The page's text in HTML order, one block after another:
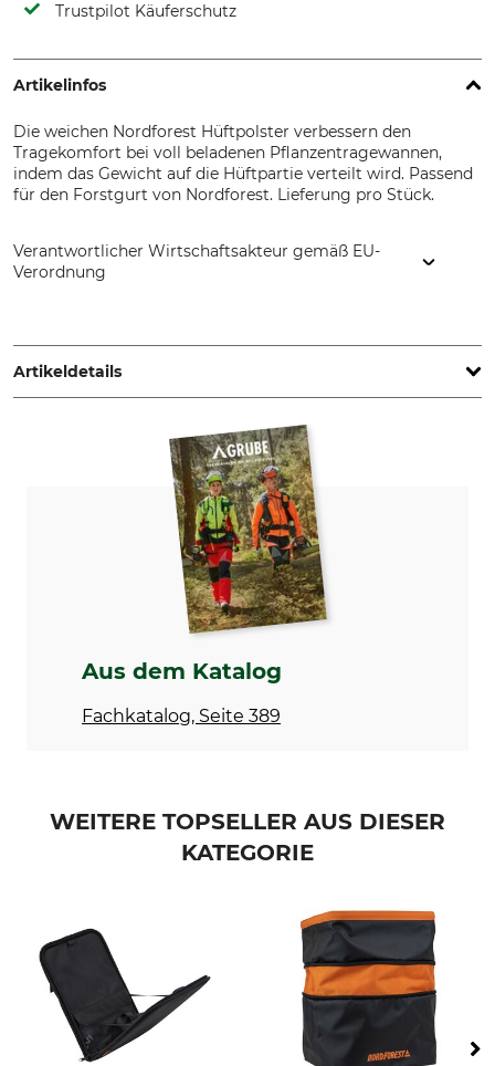
Trustpilot Käuferschutz
Artikelinfos
Die weichen Nordforest Hüftpolster verbessern den
Tragekomfort bei voll beladenen Pflanzentragewannen,
indem das Gewicht auf die Hüftpartie verteilt wird. Passend
für den Forstgurt von Nordforest. Lieferung pro Stück.
Verantwortlicher Wirtschaftsakteur gemäß EU-
Verordnung
www.grube.de
Artikeldetails
Modellbezeichnung
Hüftpolster für
Pflanzentragewanne
Aus dem Katalog
Fachkatalog, Seite 389
WEITERE TOPSELLER AUS DIESER
KATEGORIE